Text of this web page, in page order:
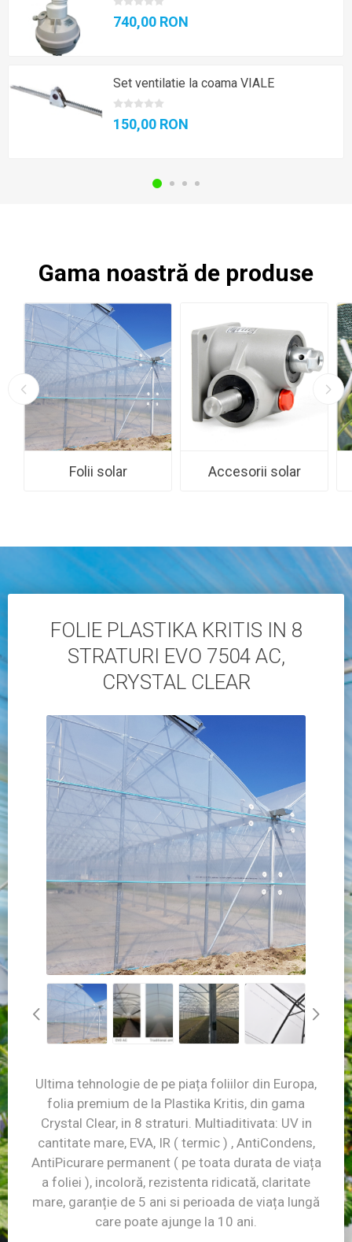
740,00 RON
Set ventilatie la coama VIALE
150,00 RON
Gama noastră de produse
Folii solar Accesorii solar
FOLIE PLASTIKA KRITIS IN 8
STRATURI EVO 7504 AC,
CRYSTAL CLEAR
Ultima tehnologie de pe piața foliilor din Europa,
folia premium de la Plastika Kritis, din gama
Crystal Clear, in 8 straturi. Multiaditivata: UV in
cantitate mare, EVA, IR ( termic ) , AntiCondens,
AntiPicurare permanent ( pe toata durata de viața
a foliei ), incoloră, rezistenta ridicată, claritate
mare, garanție de 5 ani si perioada de viața lungă
care poate ajunge la 10 ani.